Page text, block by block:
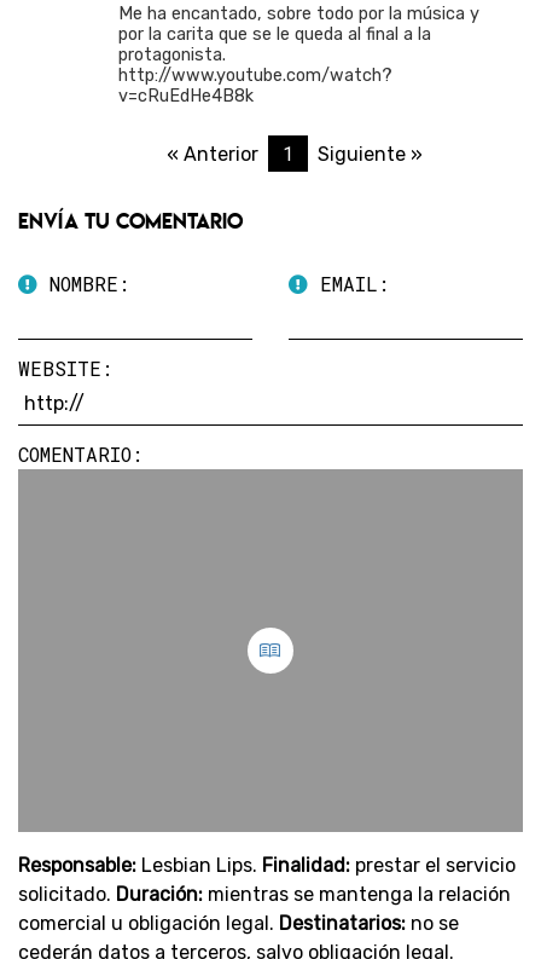
Me ha encantado, sobre todo por la música y
por la carita que se le queda al final a la
protagonista.
http://www.youtube.com/watch?
v=cRuEdHe4B8k
« Anterior 1 Siguiente »
Envía tu comentario
NOMBRE: EMAIL:
WEBSITE:
COMENTARIO:
Responsable: Lesbian Lips. Finalidad: prestar el servicio
solicitado. Duración: mientras se mantenga la relación
comercial u obligación legal. Destinatarios: no se
cederán datos a terceros, salvo obligación legal.